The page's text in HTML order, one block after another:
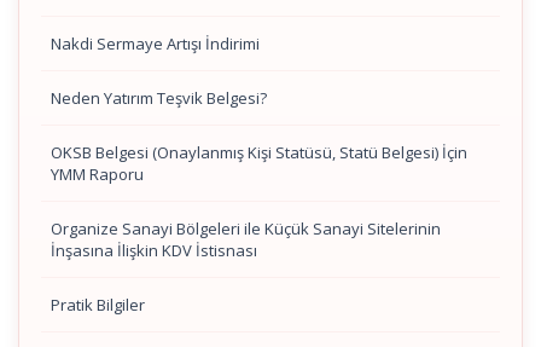
Nakdi Sermaye Artışı İndirimi
Neden Yatırım Teşvik Belgesi?
OKSB Belgesi (Onaylanmış Kişi Statüsü, Statü Belgesi) İçin
YMM Raporu
Organize Sanayi Bölgeleri ile Küçük Sanayi Sitelerinin
İnşasına İlişkin KDV İstisnası
Pratik Bilgiler